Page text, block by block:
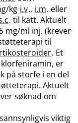
kg i.v., i.m. eller
. til katt. Aktuelt
mg/ml inj. (krever
til
. Et
er
på storfe i en del
Aktuelt
søknad om
viktig